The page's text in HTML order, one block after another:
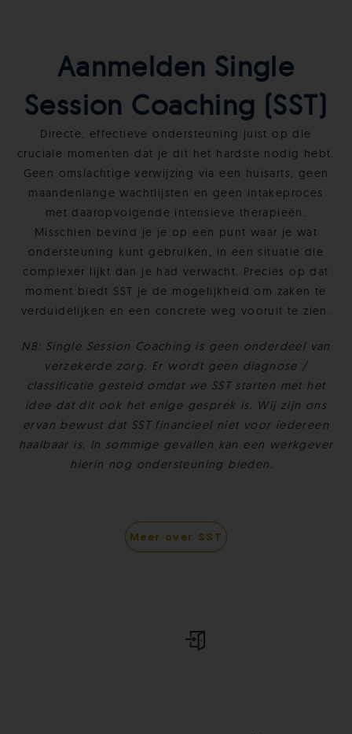
Aanmelden Single
Session Coaching (SST)
Directe, effectieve ondersteuning juist op die
cruciale momenten dat je dit het hardste nodig hebt.
Geen omslachtige verwijzing via een huisarts, geen
maandenlange wachtlijsten en geen intakeproces
met daaropvolgende intensieve therapieën.
Misschien bevind je je op een punt waar je wat
ondersteuning kunt gebruiken, in een situatie die
complexer lijkt dan je had verwacht. Precies op dat
moment biedt SST je de mogelijkheid om zaken te
verduidelijken en een concrete weg vooruit te zien.
NB: Single Session Coaching is geen onderdeel van
verzekerde zorg. Er wordt geen diagnose /
classificatie gesteld omdat we SST starten met het
idee dat dit ook het enige gesprek is. Wij zijn ons
ervan bewust dat SST financieel niet voor iedereen
haalbaar is. In sommige gevallen kan een werkgever
hierin nog ondersteuning bieden.
Meer over SST